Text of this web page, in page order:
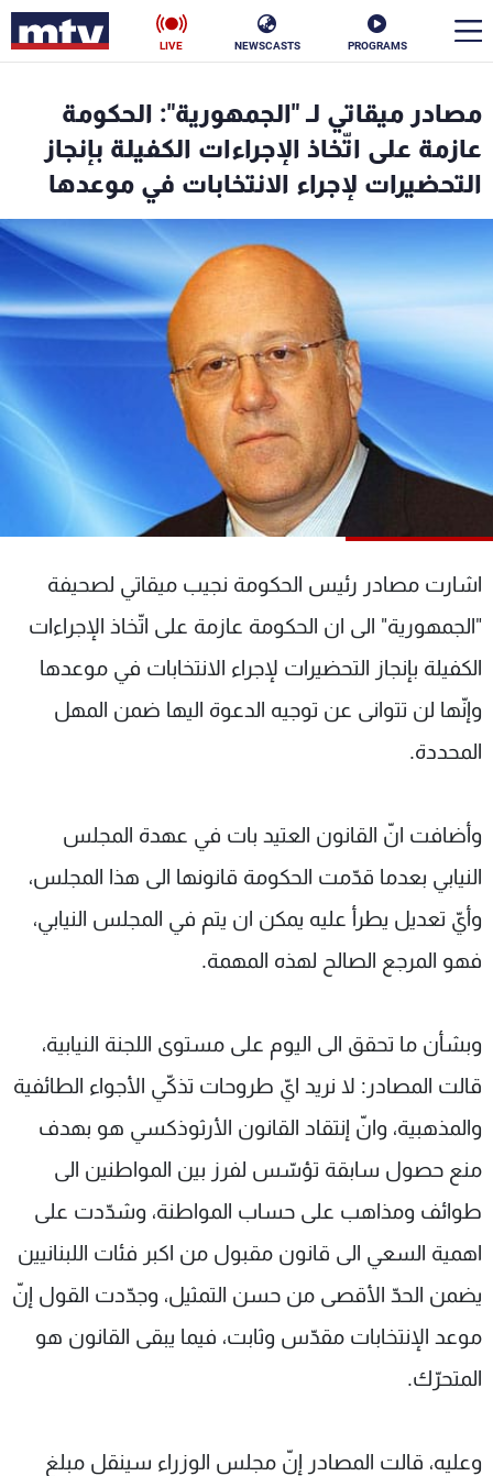
PROGRAMS
NEWSCASTS
LIVE
مصادر ميقاتي لـ "الجمهورية": الحكومة
عازمة على اتّخاذ الإجراءات الكفيلة بإنجاز
التحضيرات لإجراء الانتخابات في موعدها
اشارت مصادر رئيس الحكومة نجيب ميقاتي لصحيفة
"الجمهورية" الى ان الحكومة عازمة على اتّخاذ الإجراءات
الكفيلة بإنجاز التحضيرات لإجراء الانتخابات في موعدها
وإنّها لن تتوانى عن توجيه الدعوة اليها ضمن المهل
المحددة.
وأضافت انّ القانون العتيد بات في عهدة المجلس
النيابي بعدما قدّمت الحكومة قانونها الى هذا المجلس،
وأيّ تعديل يطرأ عليه يمكن ان يتم في المجلس النيابي،
فهو المرجع الصالح لهذه المهمة.
وبشأن ما تحقق الى اليوم على مستوى اللجنة النيابية،
قالت المصادر: لا نريد ايّ طروحات تذكّي الأجواء الطائفية
والمذهبية، وانّ إنتقاد القانون الأرثوذكسي هو بهدف
منع حصول سابقة تؤسّس لفرز بين المواطنين الى
طوائف ومذاهب على حساب المواطنة، وشدّدت على
اهمية السعي الى قانون مقبول من اكبر فئات اللبنانيين
يضمن الحدّ الأقصى من حسن التمثيل، وجدّدت القول إنّ
موعد الإنتخابات مقدّس وثابت، فيما يبقى القانون هو
المتحرّك.
وعليه، قالت المصادر إنّ مجلس الوزراء سينقل مبلغ
الأخبار
سياسة ناس
إقتصاد فن
منوعات
كأس العالم
البرامج
جدول البرامج
الترددات
عن MTV
الإنـتـاج
لاعلاناتكم
وظائف
تواصل معنا
شروط الإسـتخدام
سياسة الخصوصية